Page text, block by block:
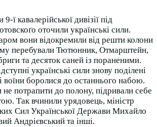
ї кавалерійської дивізії під
оточили українські сили.
вони відокремили від решти колони
перебували Тютюнник, Отмарштейн,
та десяток саней із пораненими.
українські сили знову поділені
воїни боролися до останнього набою.
потрапити до полону, підривали себе
Так вчинили урядовець, міністр
Сил Української Держави Михайло
Андрієвський та інші.